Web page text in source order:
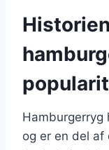
Hamburgerryg
og er en del